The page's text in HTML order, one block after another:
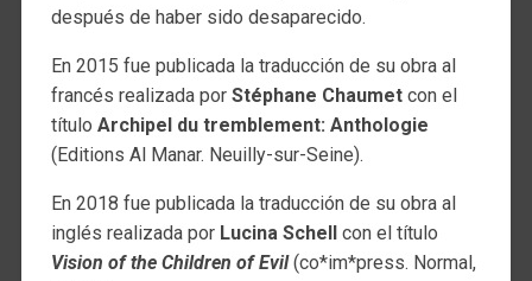
después de haber sido desaparecido.
En 2015 fue publicada la traducción de su obra al
francés realizada por Stéphane Chaumetcon el
título Archipel du tremblement: Anthologie
(Editions Al Manar. Neuilly-sur-Seine).
En 2018 fue publicada la traducción de su obra al
inglés realizada porLucina Schell con el título
Vision of the Children of Evil(co*im*press. Normal,